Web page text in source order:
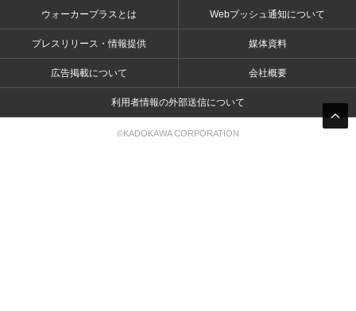
ウォーカープラスとは Webプッシュ通知について
プレスリリース・情報提供 媒体資料
広告掲載について 会社概要
利用者情報の外部送信について
©KADOKAWA CORPORATION